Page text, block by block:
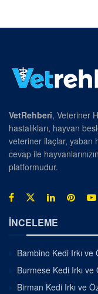
VetRehberi, Veteriner
hastalıkları, hayvan
veteriner ilaçlar, yaban
cevap ile
platformudur.
İNCELEME
Bambino Kedi Irkı ve
Burmese Kedi Irkı
Birman Kedi Irkı ve